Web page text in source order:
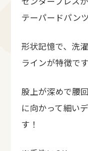
テーパードパンツ
形状記憶で、洗
ラインが特徴です
股上が深めで腰
に向かって細い
す！